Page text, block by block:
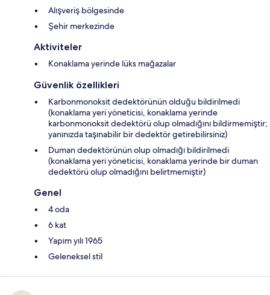
Alışveriş bölgesinde
Şehir merkezinde
Aktiviteler
Konaklama yerinde lüks mağazalar
Güvenlik özellikleri
Karbonmonoksit dedektörünün olduğu bildirilmedi
(konaklama yeri yöneticisi, konaklama yerinde
karbonmonoksit dedektörü olup olmadığını bildirmemiştir;
yanınızda taşınabilir bir dedektör getirebilirsiniz)
Duman dedektörünün olup olmadığı bildirilmedi
(konaklama yeri yöneticisi, konaklama yerinde bir duman
dedektörü olup olmadığını belirtmemiştir)
Genel
4 oda
6 kat
Yapım yılı 1965
Geleneksel stil